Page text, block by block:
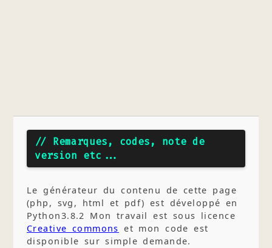
// Remarques, codes, note de
version etc...
Le générateur du contenu de cette page
(php, svg, html et pdf) est développé en
Python3.8.2 Mon travail est sous licence
Creative commons et mon code est
disponible sur simple demande.